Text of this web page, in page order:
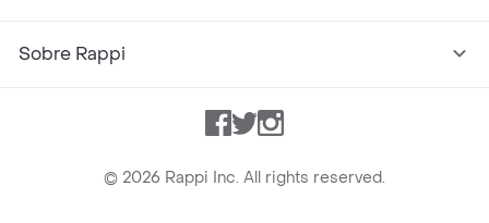
Sobre Rappi
Facebook
TwitterInstagram
© 2026 Rappi Inc. All rights reserved.